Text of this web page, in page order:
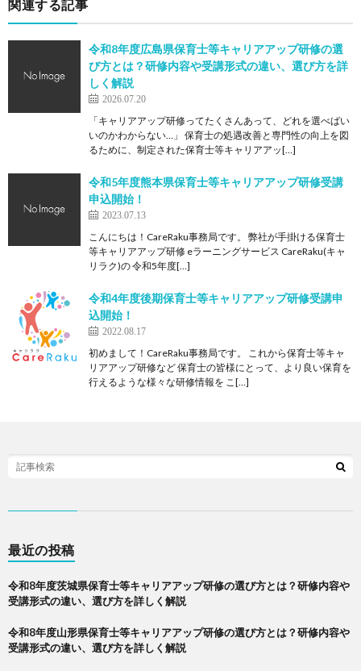
関連する記事
令和8年度広島県保育士等キャリアアップ研修の選
び方とは？研修内容や受講形式の違い、選び方を詳
しく解説
2026.07.20
「キャリアアップ研修ってたくさんあって、どれを選べばい
いのかわからない…」 保育士の処遇改善と専門性の向上を図
るために、制定された保育士等キャリアアッ[…]
令和5年度熊本県保育士等キャリアアップ研修受講
申込開始！
2023.07.13
こんにちは！CareRaku事務局です。 弊社が手掛ける保育士
等キャリアアップ研修 eラーニングサービス CareRaku(キャ
リラク)の 令和5年度[…]
令和4年度後期保育士等キャリアアップ研修受講申
込開始！
2022.08.17
初めまして！CareRaku事務局です。 これから保育士等キャ
リアアップ研修など 保育士の皆様にとって、より良い保育を
行えるような様々な研修情報を こ[…]
最近の投稿
令和8年度茨城県保育士等キャリアアップ研修の選び方とは？研修内容や
受講形式の違い、選び方を詳しく解説
令和8年度山形県保育士等キャリアアップ研修の選び方とは？研修内容や
受講形式の違い、選び方を詳しく解説